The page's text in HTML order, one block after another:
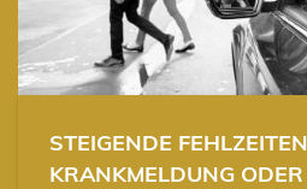
STEIGENDE
KRANKMELDUNG ODER